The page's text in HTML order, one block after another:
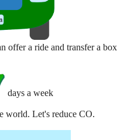
offer a ride and transfer a box
days a week
world. Let's reduce CO.